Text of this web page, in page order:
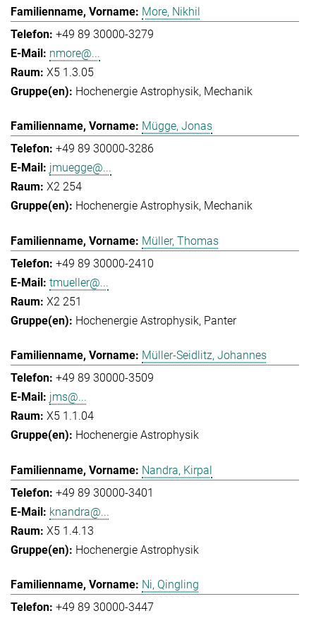
More, Nikhil
+49 89 30000-3279
nmore@...
X5 1.3.05
Hochenergie Astrophysik Mechanik
Mügge, Jonas
+49 89 30000-3286
jmuegge@...
X2 254
Hochenergie Astrophysik Mechanik
Müller, Thomas
+49 89 30000-2410
tmueller@...
X2 251
Hochenergie Astrophysik Panter
Müller-Seidlitz, Johannes
+49 89 30000-3509
jms@...
X5 1.1.04
Hochenergie Astrophysik
Nandra, Kirpal
+49 89 30000-3401
knandra@...
X5 1.4.13
Hochenergie Astrophysik
Ni, Qingling
+49 89 30000-3447